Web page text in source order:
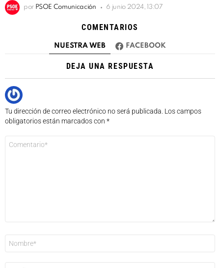
por PSOE Comunicación 6 junio 2024, 13:07
COMENTARIOS
NUESTRA WEB FACEBOOK
DEJA UNA RESPUESTA
Tu dirección de correo electrónico no será publicada. Los campos
obligatorios están marcados con *